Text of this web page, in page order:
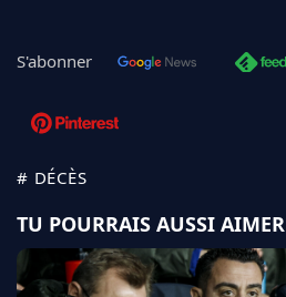
S'abonner
# DÉCÈS
TU POURRAIS AUSSI AIMER